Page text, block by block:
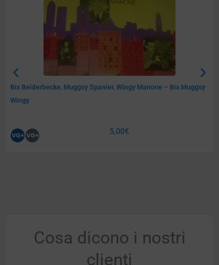
Bix Beiderbecke, Muggsy Spanier, Wingy Manone – Bix Muggsy
Wingy
5,00€
Cosa dicono i nostri
clienti